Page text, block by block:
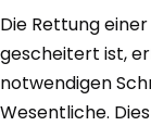
Die Rettung
gescheitert ist,
notwendigen
Wesentliche.